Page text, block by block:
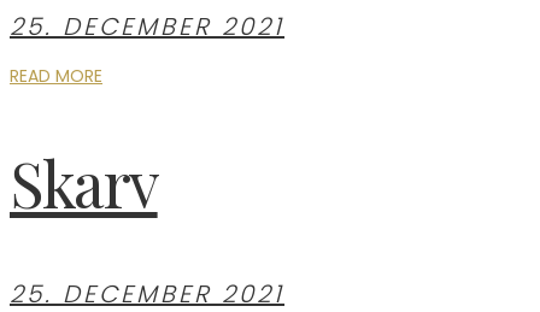
25. DECEMBER 2021
READ MORE
Skarv
25. DECEMBER 2021